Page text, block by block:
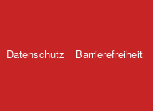
Datenschutz Barrierefreiheit